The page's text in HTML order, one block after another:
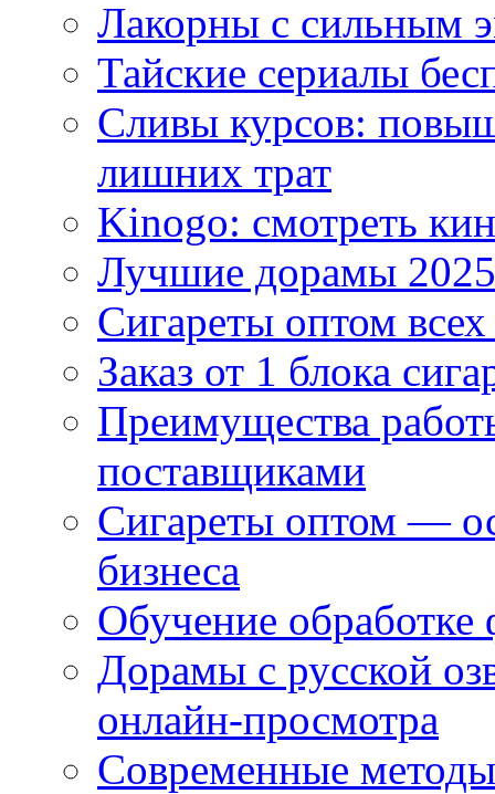
Лакорны с сильным
Тайские сериалы
Сливы курсов:
лишних трат
Kinogo: смотреть
Лучшие дорамы
Сигареты оптом
Заказ от 1 блока
Преимущества
поставщиками
Сигареты оптом —
бизнеса
Обучение
Дорамы с русской
онлайн-просмотра
Современные